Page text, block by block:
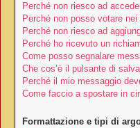
Perché non riesco ad
Perché non posso votare nei
Perché non riesco ad
Perché ho ricevuto un
Come posso segnalare
Che cos’è il pulsante di
Perché il mio messaggio
Come faccio a spostare in
Formattazione e tipi di